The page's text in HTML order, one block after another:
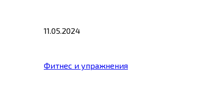
11.05.2024
Фитнес и упражнения